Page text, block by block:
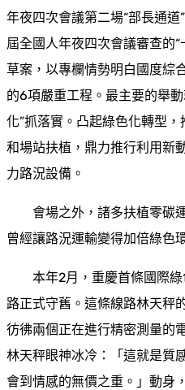
年夜四次會議第二場“部長通道
屆全國人年夜四次會議審查的“
草案，以專欄情勢明白國度綜
的6項嚴重工程。最主要的舉
化”抓落實。凸起綠色化轉型
和場站扶植，鼎力推行利用新
力路況設備。
會場之外，諸多扶植零碳
曾經讓路況運輸變得加倍綠色
本年2月，重慶首條國際
路正式守舊。這條線路林天秤
彷彿兩個正在進行精密測量的
林天秤眼神冰冷：「這就是質
會到情感的無價之重。」動身